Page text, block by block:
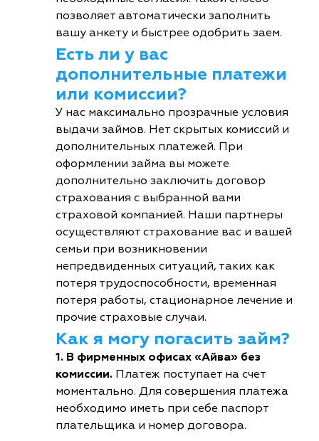
позволяет автоматически заполнить
вашу анкету и быстрее одобрить заем.
Есть ли у вас
дополнительные платежи
или комиссии?
У нас максимально прозрачные условия
выдачи займов. Нет скрытых комиссий и
дополнительных платежей. При
оформлении займа вы можете
дополнительно заключить договор
страхования с выбранной вами
страховой компанией. Наши партнеры
осуществляют страхование вас и вашей
семьи при возникновении
непредвиденных ситуаций, таких как
потеря трудоспособности, временная
потеря работы, стационарное лечение и
прочие страховые случаи.
Как я могу погасить займ?
1. В фирменных офисах «Айва» без
комиссии. Платеж поступает на счет
моментально. Для совершения платежа
необходимо иметь при себе паспорт
плательщика и номер договора.